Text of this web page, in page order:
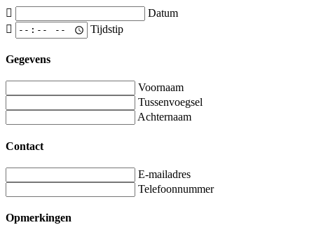
Datum
Tijdstip
Gegevens
Voornaam
Tussenvoegsel
Achternaam
Contact
E-mailadres
Telefoonnummer
Opmerkingen